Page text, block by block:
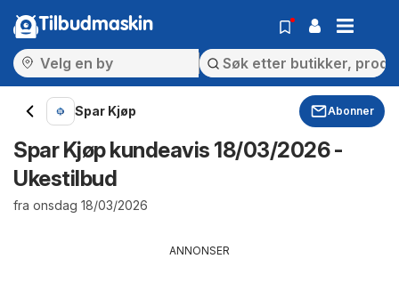
Tilbudmaskin
Spar Kjøp Abonner
Spar Kjøp kundeavis 18/03/2026 -
Ukestilbud
fra onsdag 18/03/2026
ANNONSER